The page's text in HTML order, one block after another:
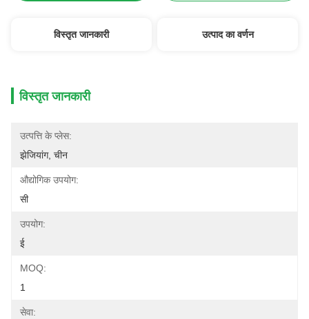
विस्तृत जानकारी उत्पाद का वर्णन
विस्तृत जानकारी
उत्पत्ति के प्लेस:
झेजियांग, चीन
औद्योगिक उपयोग:
सी
उपयोग:
ई
MOQ:
1
सेवा: